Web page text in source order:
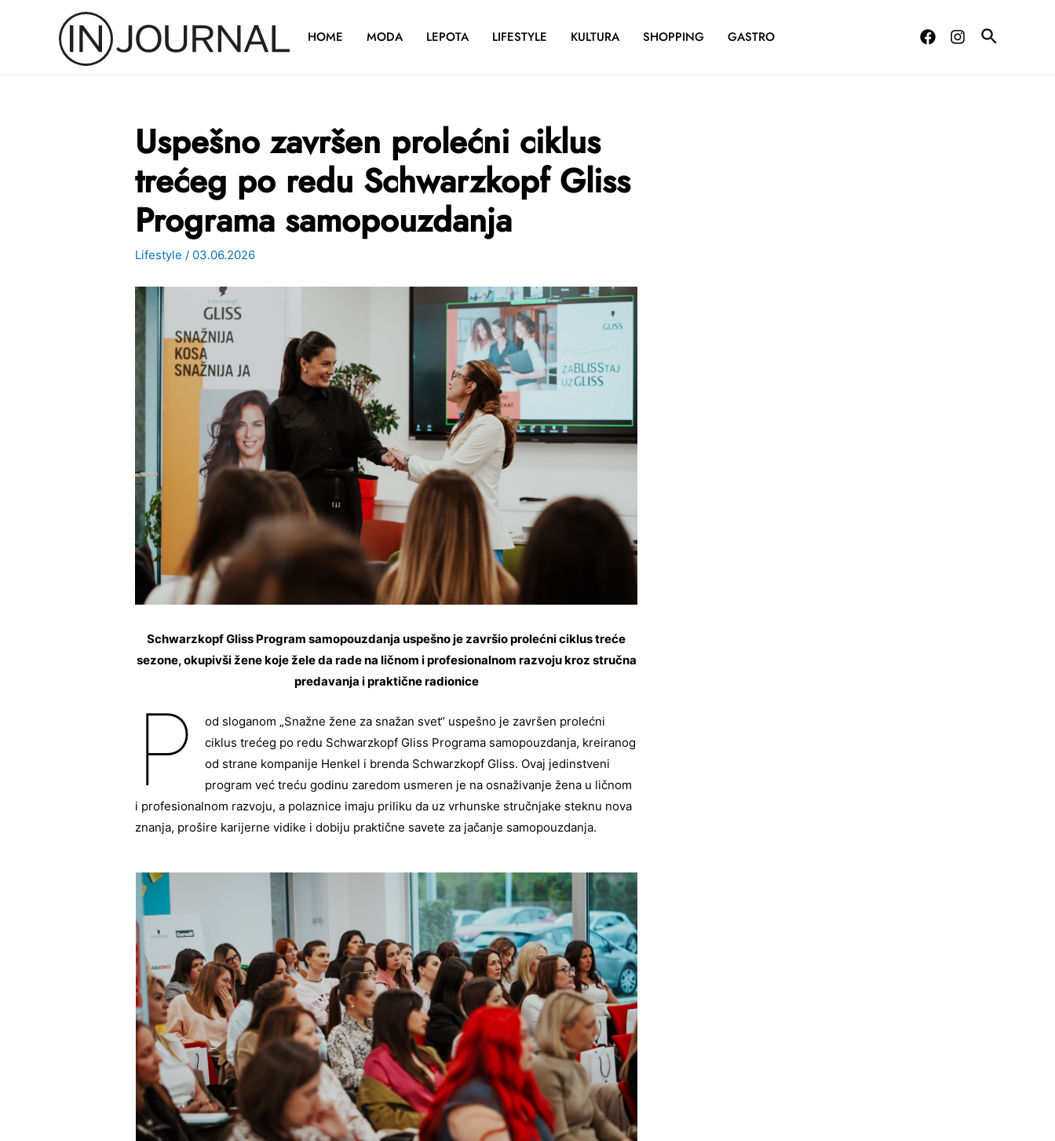
HOME MODA LEPOTA LIFESTYLE KULTURA SHOPPING GASTRO
Uspešno završen prolećni ciklus
trećeg po redu Schwarzkopf Gliss
Programa samopouzdanja
Lifestyle / 03.06.2026
Schwarzkopf Gliss Program samopouzdanja uspešno je završio prolećni ciklus treće
sezone, okupivši žene koje žele da rade na ličnom i profesionalnom razvoju kroz stručna
predavanja i praktične radionice
P
od sloganom „Snažne žene za snažan svet“ uspešno je završen prolećni
ciklus trećeg po redu Schwarzkopf Gliss Programa samopouzdanja, kreiranog
od strane kompanije Henkel i brenda Schwarzkopf Gliss. Ovaj jedinstveni
program već treću godinu zaredom usmeren je na osnaživanje žena u ličnom
i profesionalnom razvoju, a polaznice imaju priliku da uz vrhunske stručnjake steknu nova
znanja, prošire karijerne vidike i dobiju praktične savete za jačanje samopouzdanja.